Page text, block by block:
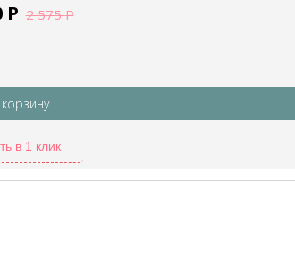
Р 2 575Р
в 1 клик